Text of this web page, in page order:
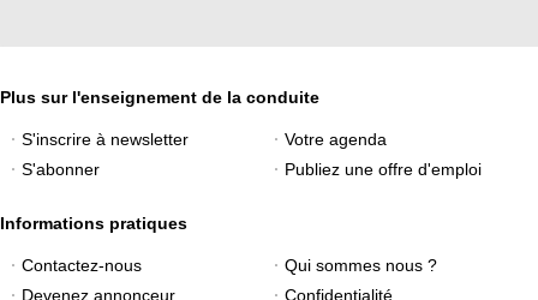
Plus sur l'enseignement de la conduite
S'inscrire à newsletter
Votre agenda
S'abonner
Publiez une offre d'emploi
Informations pratiques
Contactez-nous
Qui sommes nous ?
Devenez annonceur
Confidentialité